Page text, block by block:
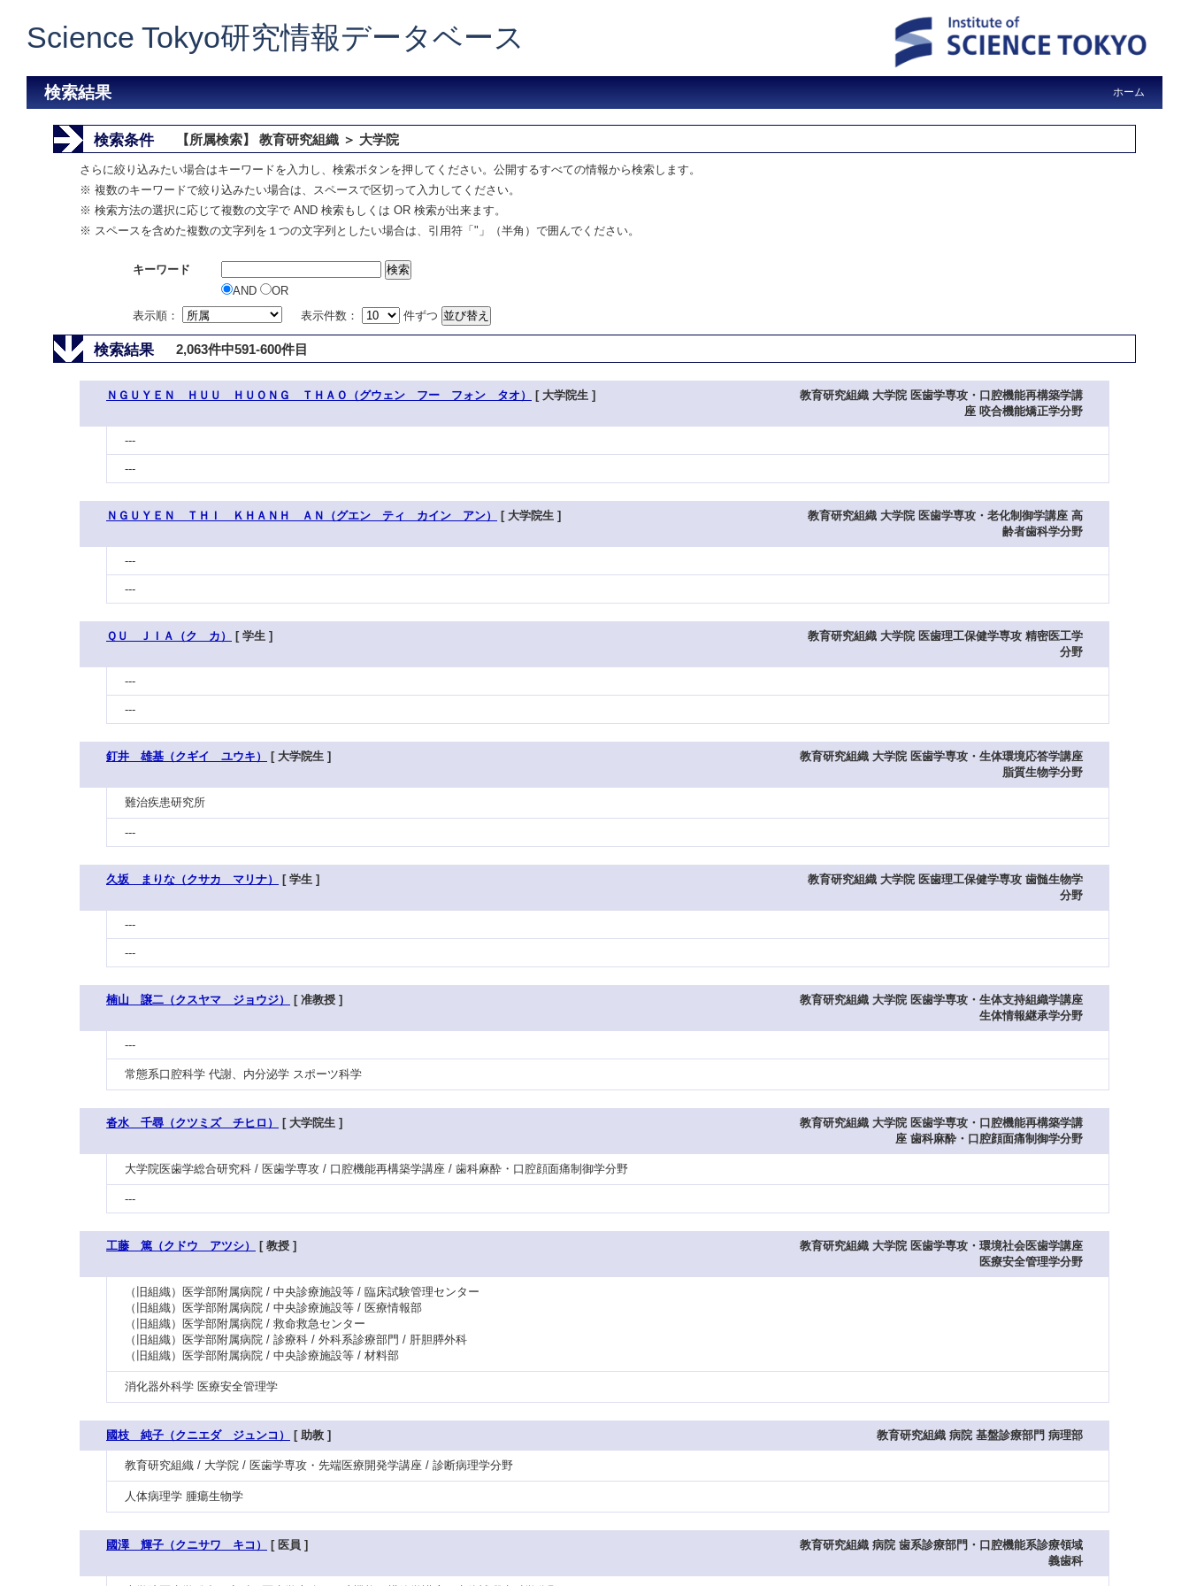
Science Tokyo研究情報データベース
検索結果 ホーム
検索条件 【所属検索】 教育研究組織 ＞ 大学院
さらに絞り込みたい場合はキーワードを入力し、検索ボタンを押してください。公開するすべての情報から検索します。
※ 複数のキーワードで絞り込みたい場合は、スペースで区切って入力してください。
※ 検索方法の選択に応じて複数の文字で AND 検索もしくは OR 検索が出来ます。
※ スペースを含めた複数の文字列を１つの文字列としたい場合は、引用符「"」（半角）で囲んでください。
キーワード
AND
OR
表示順：
表示件数： 件ずつ
検索結果 2,063件中591-600件目
ＮＧＵＹＥＮ ＨＵＵ ＨＵＯＮＧ ＴＨＡＯ（グウェン フー フォン タオ） [ 大学院生 ]
教育研究組織 大学院 医歯学専攻・口腔機能再構築学講
座 咬合機能矯正学分野
---
---
ＮＧＵＹＥＮ ＴＨＩ ＫＨＡＮＨ ＡＮ（グエン ティ カイン アン） [ 大学院生 ]
教育研究組織 大学院 医歯学専攻・老化制御学講座 高
齢者歯科学分野
---
---
ＱＵ ＪＩＡ（ク カ） [ 学生 ]
教育研究組織 大学院 医歯理工保健学専攻 精密医工学
分野
---
---
釘井 雄基（クギイ ユウキ） [ 大学院生 ]
教育研究組織 大学院 医歯学専攻・生体環境応答学講座
脂質生物学分野
難治疾患研究所
---
久坂 まりな（クサカ マリナ） [ 学生 ]
教育研究組織 大学院 医歯理工保健学専攻 歯髄生物学
分野
---
---
楠山 譲二（クスヤマ ジョウジ） [ 准教授 ]
教育研究組織 大学院 医歯学専攻・生体支持組織学講座
生体情報継承学分野
---
常態系口腔科学 代謝、内分泌学 スポーツ科学
沓水 千尋（クツミズ チヒロ） [ 大学院生 ]
教育研究組織 大学院 医歯学専攻・口腔機能再構築学講
座 歯科麻酔・口腔顔面痛制御学分野
大学院医歯学総合研究科 / 医歯学専攻 / 口腔機能再構築学講座 / 歯科麻酔・口腔顔面痛制御学分野
---
工藤 篤（クドウ アツシ） [ 教授 ]
教育研究組織 大学院 医歯学専攻・環境社会医歯学講座
医療安全管理学分野
（旧組織）医学部附属病院 / 中央診療施設等 / 臨床試験管理センター
（旧組織）医学部附属病院 / 中央診療施設等 / 医療情報部
（旧組織）医学部附属病院 / 救命救急センター
（旧組織）医学部附属病院 / 診療科 / 外科系診療部門 / 肝胆膵外科
（旧組織）医学部附属病院 / 中央診療施設等 / 材料部
消化器外科学 医療安全管理学
國枝 純子（クニエダ ジュンコ） [ 助教 ] 教育研究組織 病院 基盤診療部門 病理部
教育研究組織 / 大学院 / 医歯学専攻・先端医療開発学講座 / 診断病理学分野
人体病理学 腫瘍生物学
國澤 輝子（クニサワ キコ） [ 医員 ]
教育研究組織 病院 歯系診療部門・口腔機能系診療領域
義歯科